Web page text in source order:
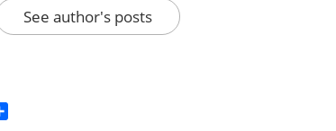
See author's posts